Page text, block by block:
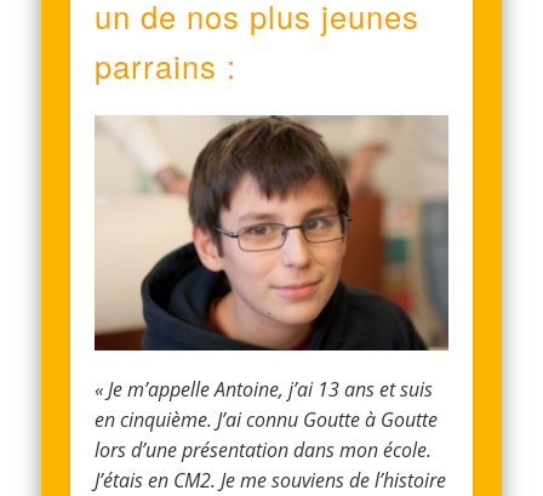
un de nos plus jeunes
parrains :
« Jem’appelle Antoine, j’ai 13 ans et suis
en cinquième. J’ai connu Goutte à Goutte
lors d’une présentation dans mon école.
J’étais en CM2. Je me souviens de l’histoire